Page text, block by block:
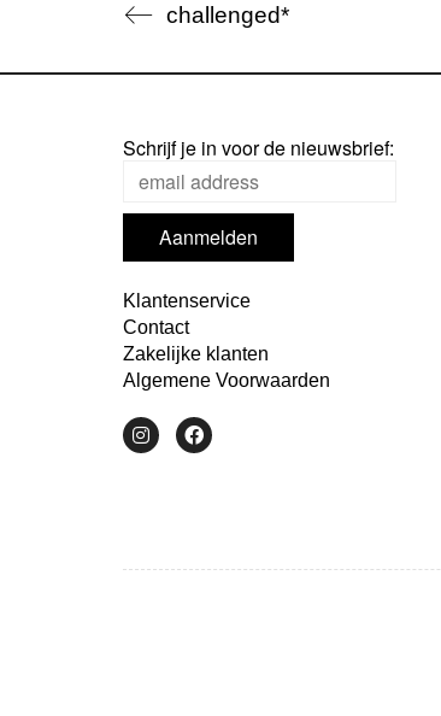
challenged*
Schrijf je in voor de nieuwsbrief:
Klantenservice
Contact
Zakelijke klanten
Algemene Voorwaarden